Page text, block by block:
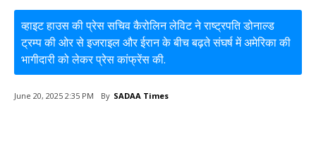
व्हाइट हाउस की प्रेस सचिव कैरोलिन लेविट ने राष्ट्रपति डोनाल्ड
ट्रम्प की ओर से इजराइल और ईरान के बीच बढ़ते संघर्ष में अमेरिका की
भागीदारी को लेकर प्रेस कांफ्रेंस की.
June 20, 2025 2:35 PM By SADAA Times